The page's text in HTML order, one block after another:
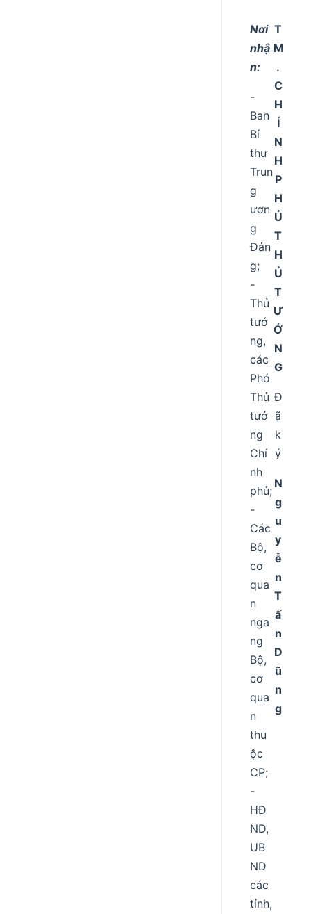
Nơi
nhậ
n:
-
Ban
Bí
thư
Trun
g
ươn
g
Đản
g;
-
Thủ
tướ
ng,
các
Phó
Thủ
tướ
ng
Chí
nh
phủ;
-
Các
Bộ,
cơ
qua
n
nga
ng
Bộ,
cơ
qua
n
thu
ộc
CP;
-
HĐ
ND,
UB
ND
các
tỉnh,
T
M
.
C
H
Í
N
H
P
H
Ủ
T
H
Ủ
T
Ư
Ớ
N
G
Đ
ã
k
ý
N
g
u
y
ễ
n
T
ấ
n
D
ũ
n
g